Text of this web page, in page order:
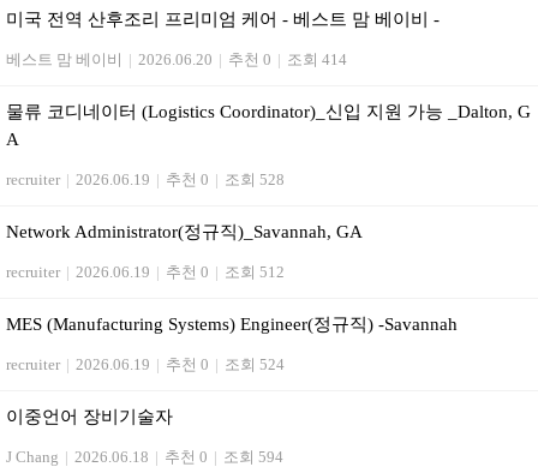
미국 전역 산후조리 프리미엄 케어 - 베스트 맘 베이비 -
베스트 맘 베이비 | 2026.06.20 | 추천 0 | 조회 414
물류 코디네이터 (Logistics Coordinator)_신입 지원 가능 _Dalton, G
A
recruiter | 2026.06.19 | 추천 0 | 조회 528
Network Administrator(정규직)_Savannah, GA
recruiter | 2026.06.19 | 추천 0 | 조회 512
MES (Manufacturing Systems) Engineer(정규직) -Savannah
recruiter | 2026.06.19 | 추천 0 | 조회 524
이중언어 장비기술자
J Chang | 2026.06.18 | 추천 0 | 조회 594